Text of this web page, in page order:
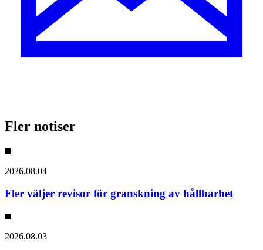
Fler notiser
2026.08.04
Fler väljer revisor för granskning av hållbarhet
2026.08.03